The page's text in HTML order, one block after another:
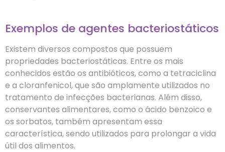
Exemplos de agentes bacteriostáticos
Existem diversos compostos que possuem
propriedades bacteriostáticas. Entre os mais
conhecidos estão os antibióticos, como a tetraciclina
e a cloranfenicol, que são amplamente utilizados no
tratamento de infecções bacterianas. Além disso,
conservantes alimentares, como o ácido benzoico e
os sorbatos, também apresentam essa
característica, sendo utilizados para prolongar a vida
útil dos alimentos.